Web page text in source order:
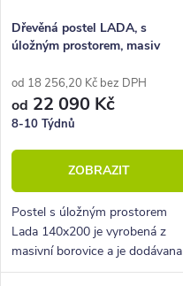
Dřevěná postel LADA, s
úložným prostorem, masiv
od 18 256,20 Kč bez DPH
od 22 090 Kč
8-10 Týdnů
ZOBRAZIT
Postel s úložným prostorem
Lada 140x200 je vyrobená z
masivní borovice a je dodávana
včetně kvalitních lamelových